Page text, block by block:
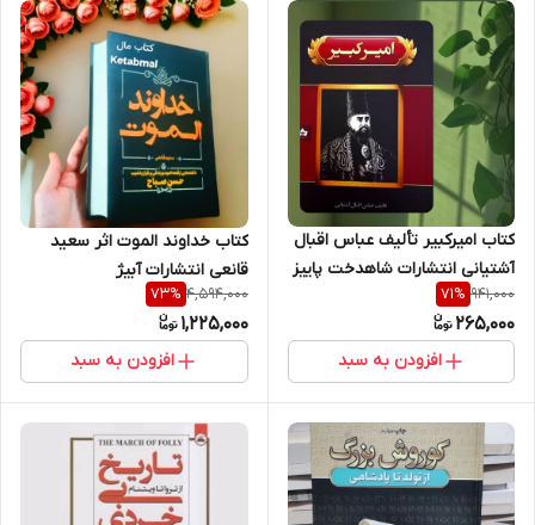
کتاب امیرکبیر تألیف عباس اقبال
آشتیانی انتشارات شاهدخت پاییز
941,000
71%
265,000
افزودن به سبد
کتاب خداوند الموت اثر سعید
قانعی انتشارات آبیژ
4,594,000
73%
1,225,000
افزودن به سبد